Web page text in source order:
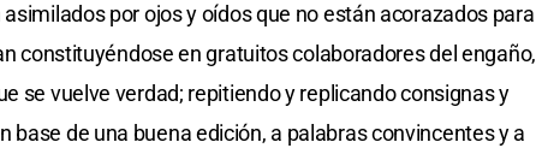
por ojos y oídos que no están acorazados para
constituyéndose en gratuitos colaboradores del engaño,
se vuelve verdad; repitiendo y replicando consignas y
base de una buena edición, a palabras convincentes y a